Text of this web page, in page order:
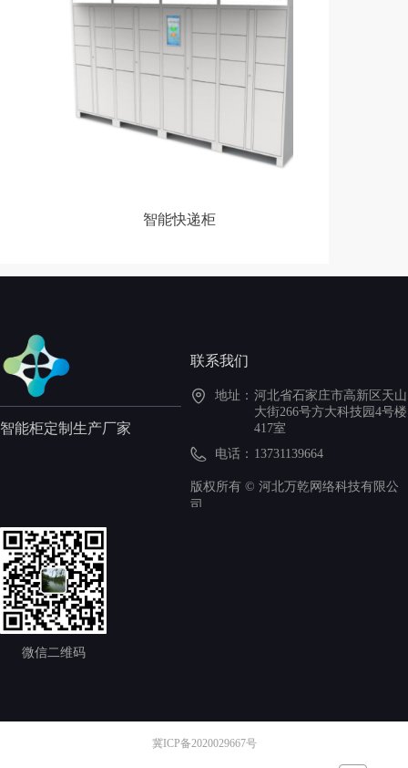
智能快递柜
智能柜定制生产厂家
联系我们
地址： 河北省石家庄市高新区天山
大街266号方大科技园4号楼
417室
电话： 13731139664
版权所有 © 河北万乾网络科技有限公
司
微信二维码
冀ICP备2020029667号